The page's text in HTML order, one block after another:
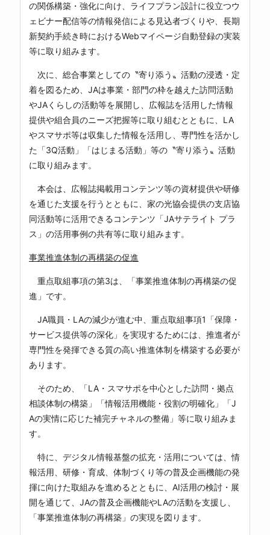
の関係構築・強化に向け、ライフプラン設計に役立つウ
ェビナー配信等の情報発信による見込者づくりや、長期
新契約手続き時におけるWebマイページ自動登録の実装
等に取り組みます。
次に、総合事業としての〝寄り添う〟活動の浸透・定
着を図るため、JAは事業・部門の枠を越えた訪問活動
やJAくらしの活動等を展開し、広報誌を活用した情報
提供や組合員のニーズ把握等に取り組むとともに、LA
やスマサポ等は収集した情報を活用し、専門性を活かし
た「3Q活動」「はじまる活動」等の〝寄り添う〟活動
に取り組みます。
本会は、広報誌掲載用コンテンツ等の資材提供や研修
を通じた支援を行うとともに、家の光協会提供の支店協
同活動等に活用できるコンテンツ「JAサテライト プラ
ス」の活用事例の共有等に取り組みます。
事業推進体制の再構築の促進
重点取組事項の第3は、「事業推進体制の再構築の促
進」です。
JA職員・LAの減少が進む中、重点取組事項1「保障・
サービス提供等の深化」を実現するためには、推進者が
専門性を発揮できる質の高い推進体制を構築する必要が
あります。
そのため、「LA・スマサポを中心とした訪問・拠点
相談体制の構築」「情報活用機能・役割の明確化」「J
Aの実情に応じた補完チャネルの整備」等に取り組みま
す。
特に、デジタル情報基盤の拡充・活用については、情
報活用、研修・育成、体制づくり等の普及企画機能の発
揮に向けた取組みを進めるとともに、AI活用の検討・展
開を通じて、JAの普及企画機能やLAの活動を支援し、
「事業推進体制の再構築」の実現を図ります。